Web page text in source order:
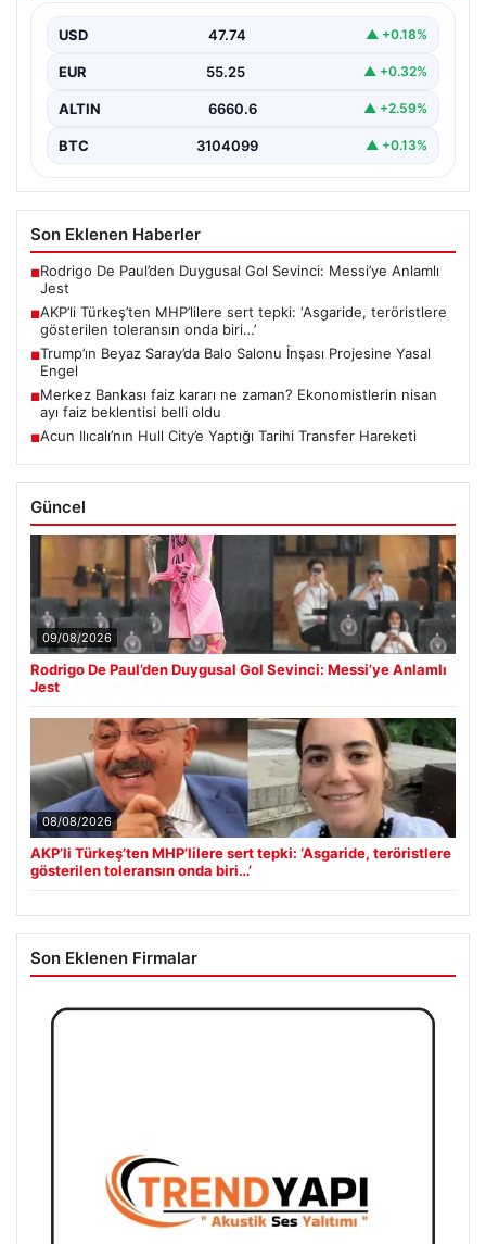
USD 47.74 ▲ +0.18%
EUR 55.25 ▲ +0.32%
ALTIN 6660.6 ▲ +2.59%
BTC 3104099 ▲ +0.13%
Son Eklenen Haberler
■Rodrigo De Paul’den Duygusal Gol Sevinci: Messi’ye Anlamlı
Jest
■AKP’li Türkeş’ten MHP’lilere sert tepki: ‘Asgaride, teröristlere
gösterilen toleransın onda biri…’
■Trump’ın Beyaz Saray’da Balo Salonu İnşası Projesine Yasal
Engel
■Merkez Bankası faiz kararı ne zaman? Ekonomistlerin nisan
ayı faiz beklentisi belli oldu
■Acun Ilıcalı’nın Hull City’e Yaptığı Tarihi Transfer Hareketi
Güncel
09/08/2026
Rodrigo De Paul’den Duygusal Gol Sevinci: Messi’ye Anlamlı
Jest
08/08/2026
AKP’li Türkeş’ten MHP’lilere sert tepki: ‘Asgaride, teröristlere
gösterilen toleransın onda biri…’
Son Eklenen Firmalar